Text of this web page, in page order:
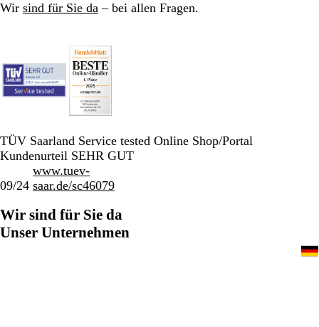
Wir sind für Sie da – bei allen Fragen.
TÜV Saarland Service tested Online Shop/Portal
Kundenurteil SEHR GUT
09/24
www.tuev-
saar.de/sc46079
Wir sind für Sie da
Unser Unternehmen